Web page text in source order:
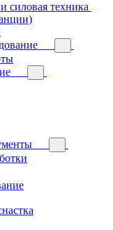
силовая техника